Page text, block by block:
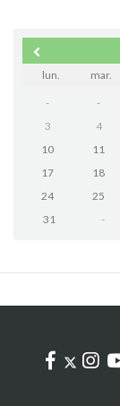
lun. mar.
- -
3
4
10
11
17
18
24
25
31
-